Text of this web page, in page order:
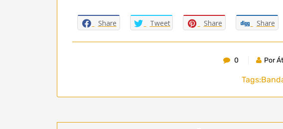
Share Tweet Share Share
0 Por
Tags: